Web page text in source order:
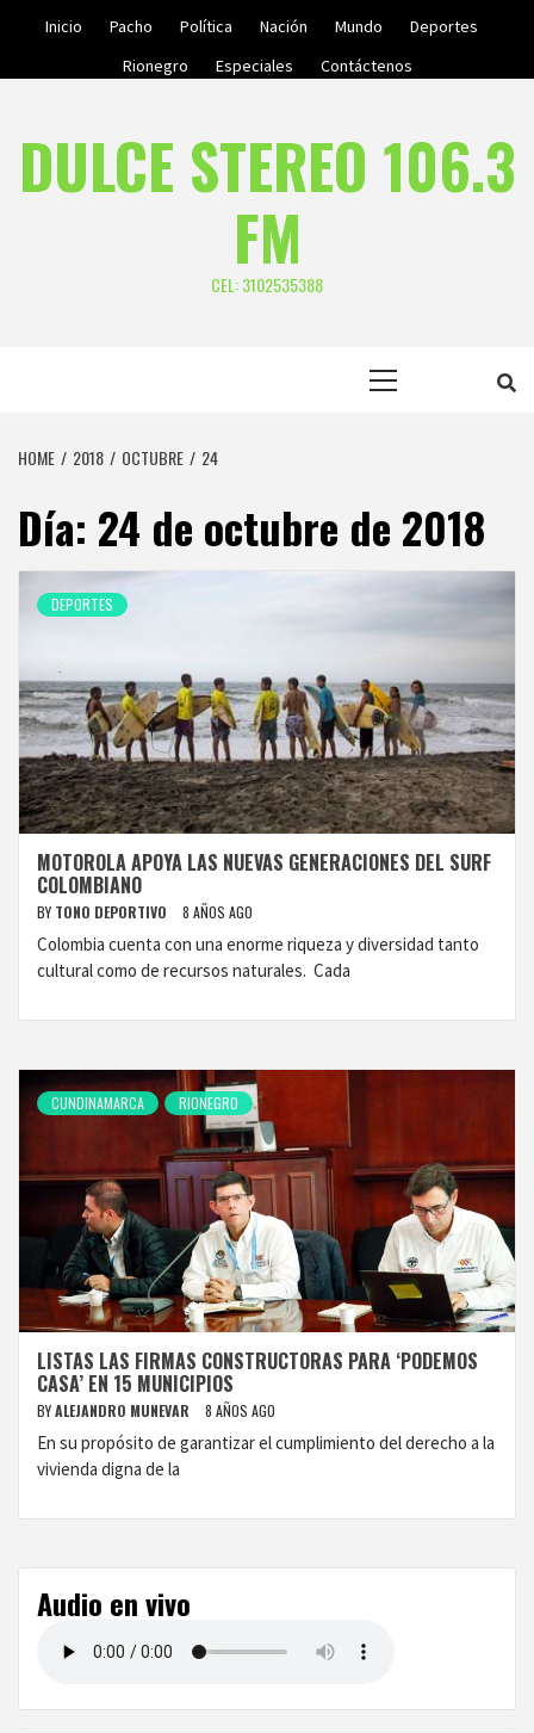
Inicio Pacho Política Nación Mundo
Deportes
Rionegro
Especiales Contáctenos
DULCE STEREO 106.3
FM
CEL: 3102535388
HOME 2018 OCTUBRE 24
Día: 24 de octubre de 2018
DEPORTES
MOTOROLA APOYA LAS NUEVAS GENERACIONES DEL SURF
COLOMBIANO
BY TONO DEPORTIVO 8 AÑOS AGO
Colombia cuenta con una enorme riqueza y diversidad tanto
cultural como de recursos naturales. Cada
CUNDINAMARCA RIONEGRO
LISTAS LAS FIRMAS CONSTRUCTORAS PARA ‘PODEMOS
CASA’ EN 15 MUNICIPIOS
BYALEJANDRO MUNEVAR 8 AÑOS AGO
En su propósito de garantizar el cumplimiento del derecho a la
vivienda digna de la
Audio en vivo